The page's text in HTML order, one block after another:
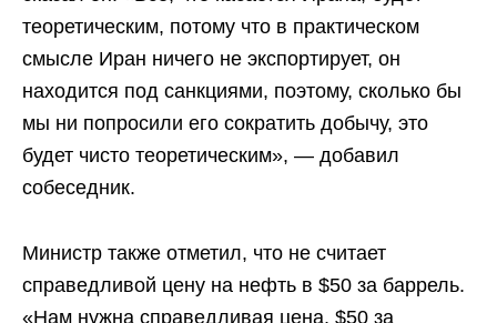
теоретическим, потому что в практическом
смысле Иран ничего не экспортирует, он
находится под санкциями, поэтому, сколько бы
мы ни попросили его сократить добычу, это
будет чисто теоретическим», — добавил
собеседник.
Министр также отметил, что не считает
справедливой цену на нефть в $50 за баррель.
«Нам нужна справедливая цена, $50 за